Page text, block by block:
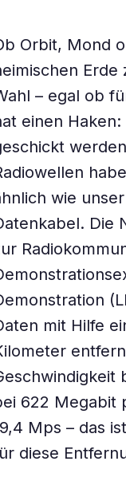
Orbit, Mond
– egal ob
einen
wie
Die
mit Hilfe
622 Megabit
Mps – das
diese